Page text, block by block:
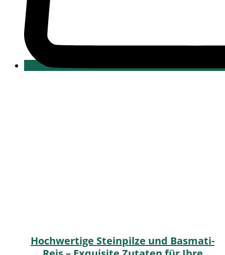
Hochwertige Steinpilze und Basmati-